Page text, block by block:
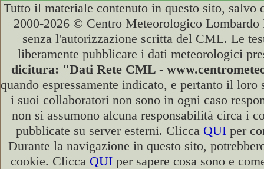
Tutto il materiale contenuto in questo sito, salvo
2000-2026 © Centro Meteorologico
senza l'autorizzazione scritta del CML. Le
liberamente pubblicare i dati meteorologici
dicitura: "Dati Rete CML -
quando espressamente indicato, e pertanto il
i suoi collaboratori non sono in ogni caso
non si assumono alcuna responsabilità circa i
pubblicate su server esterni. Clicca QUIper
Durante la navigazione in questo sito,
cookie. Clicca QUI per sapere cosa sono e